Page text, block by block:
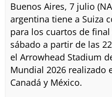
Buenos Aires, 7 julio
argentina tiene a Suiza
para los cuartos de
sábado a partir de las
el Arrowhead Stadium
Mundial 2026 realizado
Canadá y México.